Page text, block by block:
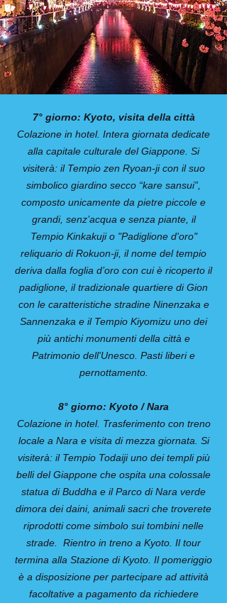
7° giorno: Kyoto, visita della città
Colazione in hotel. Intera giornata dedicate
alla capitale culturale del Giappone. Si
visiterà: il Tempio zen Ryoan-ji con il suo
simbolico giardino secco “kare sansui”,
composto unicamente da pietre piccole e
grandi, senz’acqua e senza piante, il
Tempio Kinkakuji o "Padiglione d'oro"
reliquario di Rokuon-ji, il nome del tempio
deriva dalla foglia d’oro con cui è ricoperto il
padiglione, il tradizionale quartiere di Gion
con le caratteristiche stradine Ninenzaka e
Sannenzaka e il Tempio Kiyomizu uno dei
più antichi monumenti della città e
Patrimonio dell'Unesco. Pasti liberi e
pernottamento.
8° giorno: Kyoto / Nara
Colazione in hotel. Trasferimento con treno
locale a Nara e visita di mezza giornata. Si
visiterà: il Tempio Todaiji uno dei templi più
belli del Giappone che ospita una colossale
statua di Buddha e il Parco di Nara verde
dimora dei daini, animali sacri che troverete
riprodotti come simbolo sui tombini nelle
strade. Rientro in treno a Kyoto. Il tour
termina alla Stazione di Kyoto. Il pomeriggio
è a disposizione per partecipare ad attività
facoltative a pagamento da richiedere